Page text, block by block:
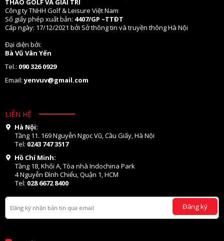
THAO GOLF VÀ GIẢI TRÍ
Công ty TNHH Golf & Leisure Việt Nam
Số giấy phép xuất bản: 4407/GP –TTĐT
Cấp ngày: 17/12/2021 bởi Sở thông tin và truyền thông Hà Nội
Đại diện bởi:
Bà Vũ Vân Yến
Tel.: 090 326 0929
Email:yenvuv@gmail.com
LIÊN HỆ
Hà Nội:
Tầng 11. 169 Nguyễn Ngọc Vũ, Cầu Giấy, Hà Nội
Tel: 0243 747 3517
Hồ Chí Minh:
Tầng 18, Khối A, Tòa nhà Indochina Park
4 Nguyễn Đình Chiểu, Quận 1, HCM
Tel: 028 6672 8400
Đăng ký